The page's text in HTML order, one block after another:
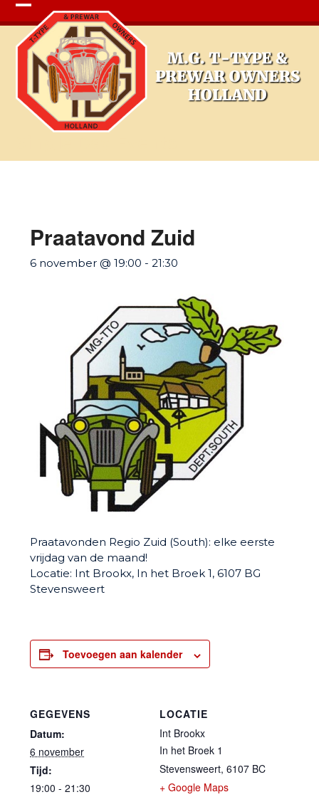
Open
mobile
menu
Close
mobile
menu
Praatavond Zuid
6 november @ 19:00 -21:30
Praatavonden Regio Zuid (South): elke eerste
vrijdag van de maand!
Locatie: Int Brookx, In het Broek 1, 6107 BG
Stevensweert
Toevoegen aan kalender
GEGEVENS
Datum:
6 november
Tijd:
19:00 - 21:30
LOCATIE
Int Brookx
In het Broek 1
Stevensweert, 6107 BC
+ Google Maps